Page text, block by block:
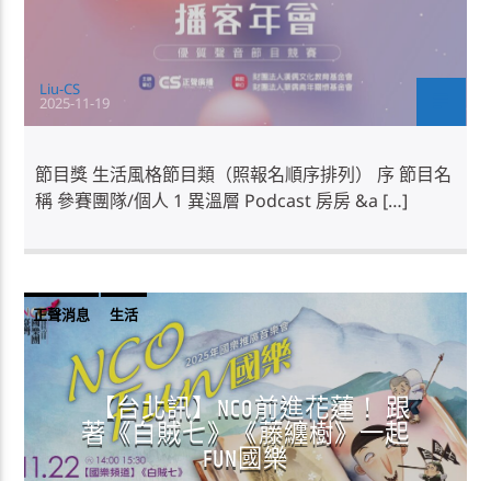
Liu-CS
2025-11-19
節目獎 生活風格節目類（照報名順序排列） 序 節目名
稱 參賽團隊/個人 1 異溫層 Podcast 房房 &a […]
正聲消息 生活
【台北訊】NCO前進花蓮！ 跟
著《白賊七》《藤纏樹》一起
FUN國樂